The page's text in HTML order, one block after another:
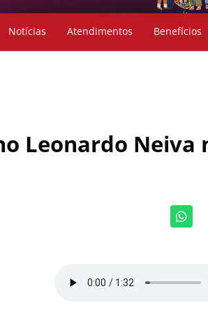
Notícias Atendimentos Benefícios
Leonardo Neiva